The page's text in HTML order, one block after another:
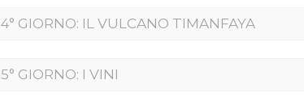
4° GIORNO: IL VULCANO TIMANFAYA
5° GIORNO: I VINI